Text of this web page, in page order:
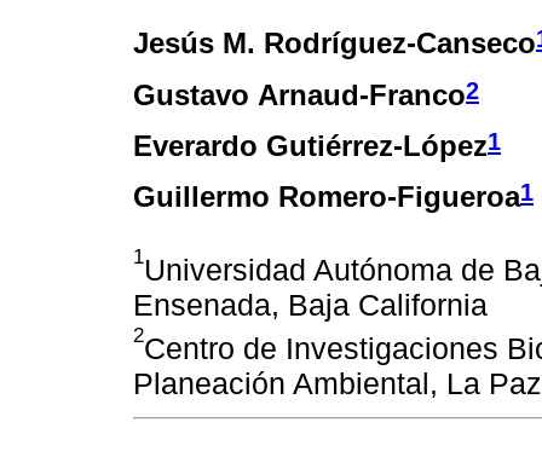
Jesús M. Rodríguez-Canseco
Gustavo Arnaud-Franco2
Everardo Gutiérrez-López1
Guillermo Romero-Figueroa1
1Universidad Autónoma de
Ensenada, Baja California
2Centro de Investigaciones
Planeación Ambiental, La